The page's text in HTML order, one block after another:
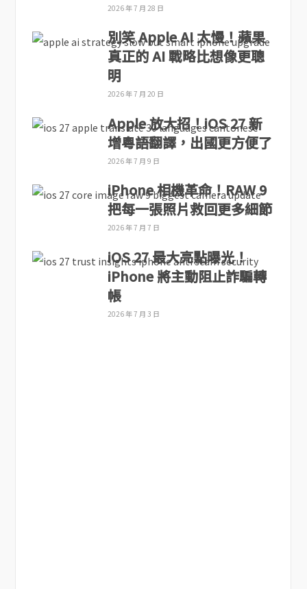
2026 年 7 月 28 日
別笑 Apple AI 太慢！蘋果
真正的 AI 戰略比想像更聰
明
2026 年 7 月 20 日
Apple 放大招！iOS 27 新
增粵語翻譯，出國更方便了
2026 年 7 月 9 日
iPhone 相機革命！RAW 9
把每一張照片救回更多細節
2026 年 7 月 7 日
iOS 27 最大亮點曝光！
iPhone 將主動阻止詐騙轉
帳
2026 年 7 月 3 日